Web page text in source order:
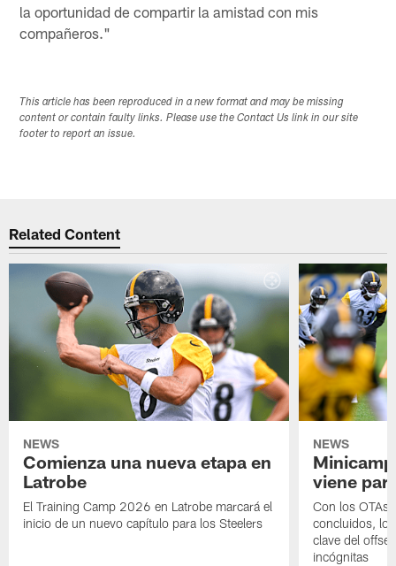
la oportunidad de compartir la amistad con mis
compañeros."
This article has been reproduced in a new format and may be missing
content or contain faulty links. Please use the Contact Us link in our site
footer to report an issue.
Related Content
NEWS
Comienza una nueva etapa en
Latrobe
El Training Camp 2026 en Latrobe marcará el
inicio de un nuevo capítulo para los Steelers
NEWS
viene
Con los OTAs
concluidos,
clave del
incógnitas